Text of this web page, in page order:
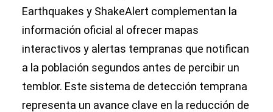
Earthquakes y ShakeAlert complementan la
información oficial al ofrecer mapas
interactivos y alertas tempranas que notifican
a la población segundos antes de percibir un
temblor. Este sistema de detección temprana
representa un avance clave en la reducción de